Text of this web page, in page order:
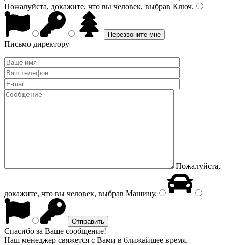
Пожалуйста, докажите, что вы человек, выбрав Ключ.
Письмо директору
Пожалуйста,
докажите, что вы человек, выбрав Машину.
Спасибо за Ваше сообщение!
Наш менеджер свяжется с Вами в ближайшее время.